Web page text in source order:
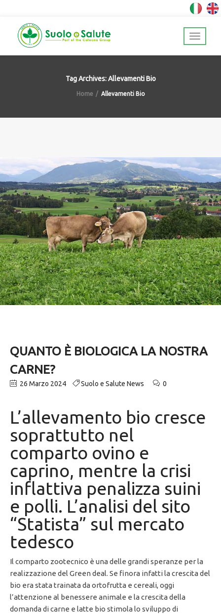
Tag Archives: Allevamenti Bio
Home Allevamenti Bio
QUANTO È BIOLOGICA LA NOSTRA
CARNE?
26 Marzo 2024 Suolo e Salute News 0
L’allevamento bio cresce
soprattutto nel
comparto ovino e
caprino, mentre la crisi
inflattiva penalizza suini
e polli. L’analisi del sito
“Statista” sul mercato
tedesco
Il comparto zootecnico è una delle grandi speranze per la
realizzazione del Green deal. Se finora infatti la crescita del
bio era stata trainata da ortofrutta e cereali, oggi
l’attenzione al benessere animale e la crescita della
domanda di carne e latte bio stimola lo sviluppo di